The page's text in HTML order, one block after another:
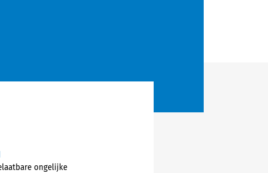
ongelijke